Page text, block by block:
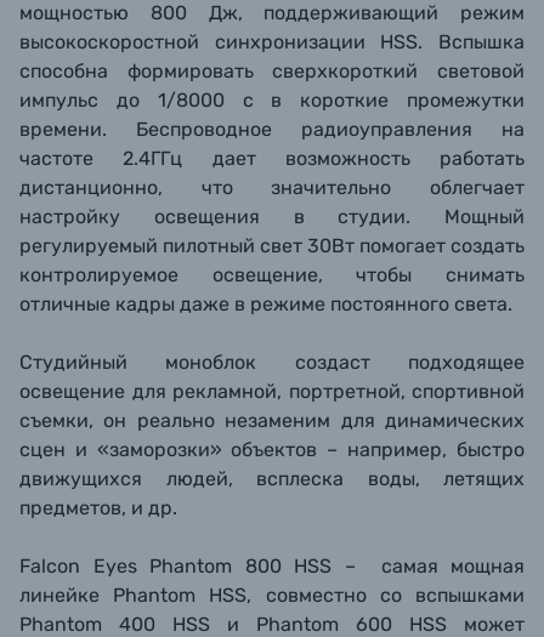
мощностью 800 Дж, поддерживающий режим
высокоскоростной синхронизации HSS. Вспышка
способна формировать сверхкороткий световой
импульс до 1/8000 с в короткие промежутки
времени. Беспроводное радиоуправления на
частоте 2.4ГГц дает возможность работать
дистанционно, что значительно облегчает
настройку освещения в студии. Мощный
регулируемый пилотный свет 30Вт помогает создать
контролируемое освещение, чтобы снимать
отличные кадры даже в режиме постоянного света.
Студийный моноблок создаст подходящее
освещение для рекламной, портретной, спортивной
съемки, он реально незаменим для динамических
сцен и «заморозки» объектов – например, быстро
движущихся людей, всплеска воды, летящих
предметов, и др.
Falcon Eyes Phantom 800 HSS – самая мощная
линейке Phantom HSS, совместно со вспышками
Phantom 400 HSS и Phantom 600 HSS может